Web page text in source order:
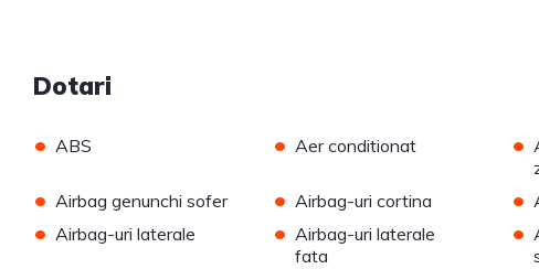
Dotari
• ABS • Aer conditionat •
• Airbag genunchi sofer • Airbag-uri cortina •
• Airbag-uri laterale • Airbag-uri laterale
fata
•